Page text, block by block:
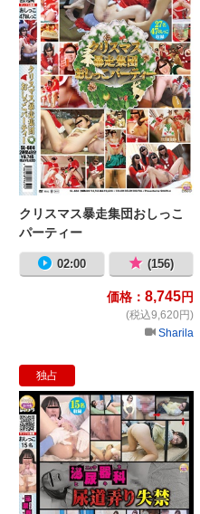
クリスマス暴走集団おしっこ
パーティー
02:00 (156)
価格： 8,745円
(税込9,620円)
Sharila
独占